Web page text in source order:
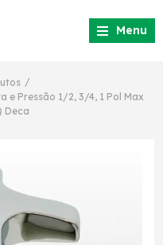
Menu
/
e Pressão 1/2, 3/4, 1 Pol Max
Deca